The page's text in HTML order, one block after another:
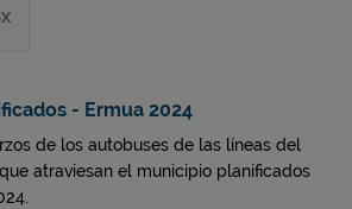
- Ermua 2024
de los autobuses de las líneas del
atraviesan el municipio planificados